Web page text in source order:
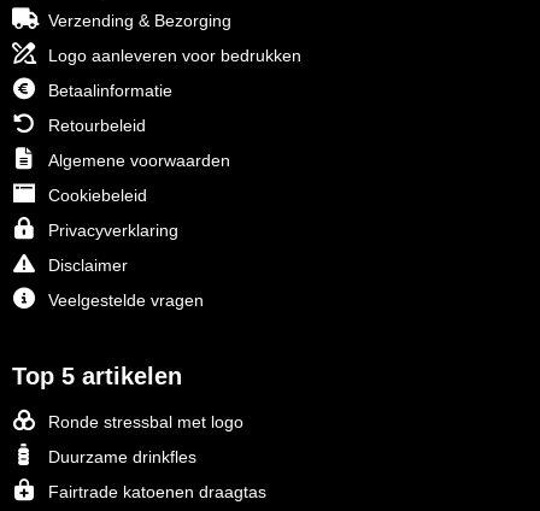
Verzending & Bezorging
Logo aanleveren voor bedrukken
Betaalinformatie
Retourbeleid
Algemene voorwaarden
Cookiebeleid
Privacyverklaring
Disclaimer
Veelgestelde vragen
Top 5 artikelen
Ronde stressbal met logo
Duurzame drinkfles
Fairtrade katoenen draagtas